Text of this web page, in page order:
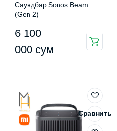
Саундбар Sonos Beam
(Gen 2)
6 100
000 сум
Сравнить